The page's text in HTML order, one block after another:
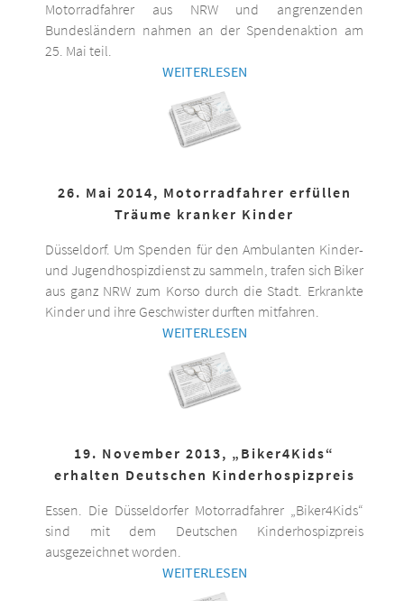
Motorradfahrer aus NRW und angrenzenden
Bundesländern nahmen an der Spendenaktion am
25. Mai teil.
WEITERLESEN
26. Mai 2014, Motorradfahrer erfüllen
Träume kranker Kinder
Düsseldorf. Um Spenden für den Ambulanten Kinder-
und Jugendhospizdienst zu sammeln, trafen sich Biker
aus ganz NRW zum Korso durch die Stadt. Erkrankte
Kinder und ihre Geschwister durften mitfahren.
WEITERLESEN
19. November 2013, „Biker4Kids“
erhalten Deutschen Kinderhospizpreis
Essen. Die Düsseldorfer Motorradfahrer „Biker4Kids“
sind mit dem Deutschen Kinderhospizpreis
ausgezeichnet worden.
WEITERLESEN